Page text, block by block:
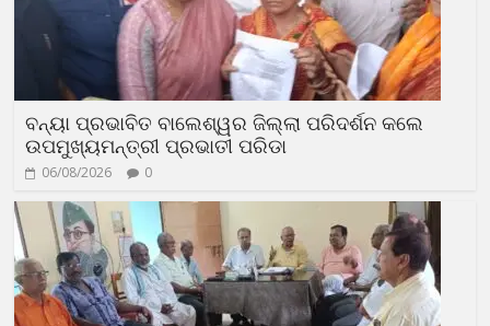
ବନ୍ୟା ପ୍ରଭାବିତ ବାଲେଶ୍ୱର ଜିଲ୍ଲା ପରିଦର୍ଶନ କଲେ
ଉପମୁଖ୍ୟମନ୍ତ୍ରୀ ପ୍ରଭାତୀ ପରିଡା
06/08/2026 0